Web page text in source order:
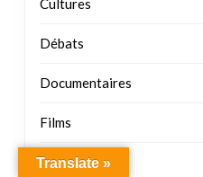
Cultures
Débats
Documentaires
Films
Généalogies
Translate »